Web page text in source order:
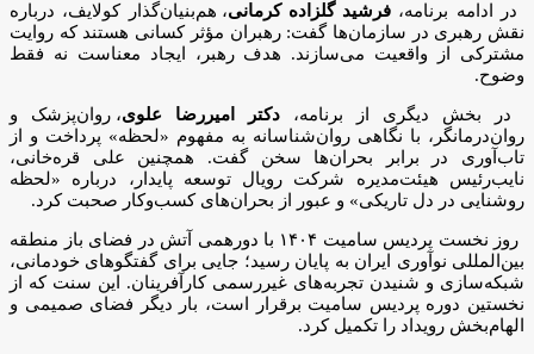
در ادامه برنامه، فرشید گلزاده کرمانی، هم‌بنیان‌گذار کولایف، درباره
نقش رهبری در سازمان‌ها گفت: رهبران مؤثر کسانی هستند که روایت
مشترکی از واقعیت می‌سازند. هدف رهبر، ایجاد معناست نه فقط
وضوح.
در بخش دیگری از برنامه، دکتر امیررضا علوی، روان‌پزشک و
روان‌درمانگر، با نگاهی روان‌شناسانه به مفهوم «لحظه» پرداخت و از
تاب‌آوری در برابر بحران‌ها سخن گفت. همچنین علی قره‌خانی،
نایب‌رئیس هیئت‌مدیره شرکت رویال توسعه پایدار، درباره «لحظه
روشنایی در دل تاریکی» و عبور از بحران‌های کسب‌وکار صحبت کرد.
روز نخست پردیس سامیت ۱۴۰۴ با دورهمی آتش در فضای باز منطقه
بین‌المللی نوآوری ایران به پایان رسید؛ جایی برای گفتگوهای خودمانی،
شبکه‌سازی و شنیدن تجربه‌های غیررسمی کارآفرینان. این سنت که از
نخستین دوره پردیس سامیت برقرار است، بار دیگر فضای صمیمی و
الهام‌بخش رویداد را تکمیل کرد.